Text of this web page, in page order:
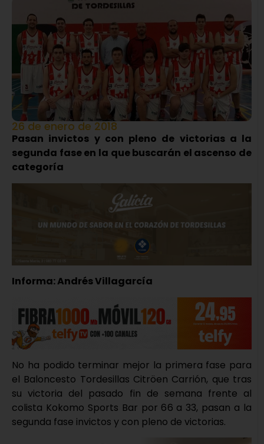
26 de enero de 2018
Pasan invictos y con pleno de victorias a la
segunda fase en la que buscarán el ascenso de
categoría
Informa: Andrés Villagarcía
No ha podido terminar mejor la primera fase para
el Baloncesto Tordesillas Citröen Carrión, que tras
su victoria del pasado fin de semana frente al
colista Kokomo Sports Bar por 66 a 33, pasan a la
segunda fase invictos y con pleno de victorias.